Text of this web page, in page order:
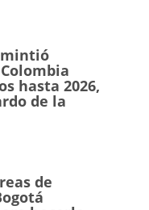
hasta 2026,
de la
de